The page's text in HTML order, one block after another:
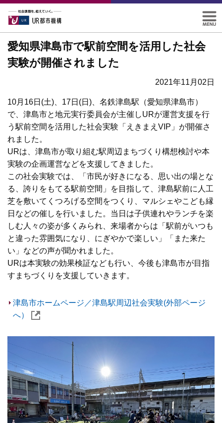
愛知県津島市で駅前空間を活用した社会
実験が開催されました
2021年11月02日
10月16日(土)、17日(日)、名鉄津島駅（愛知県津島市）
で、津島市と地元実行委員会が主催しURが運営支援を行
う駅前空間を活用した社会実験「えきまえVIP」が開催さ
れました。
URは、津島市が取り組む駅周辺まちづくり構想検討や本
実験の企画運営などを支援してきました。
この社会実験では、「市民が好きになる、思い出の場とな
る、誇りをもてる駅前空間」を目指して、津島駅前に人工
芝を敷いてくつろげる空間をつくり、マルシェやこども縁
日などの催しを行いました。当日は子供連れやランチを楽
しむ人々の姿が多くみられ、来場者からは「駅前がいつも
と違った雰囲気になり、にぎやかで楽しい」「また来た
い」などの声が聞かれました。
URは本実験の効果検証なども行い、今後も津島市が目指
すまちづくりを支援していきます。
津島市ホームページ／津島駅周辺社会実験(外部ページ
へ）